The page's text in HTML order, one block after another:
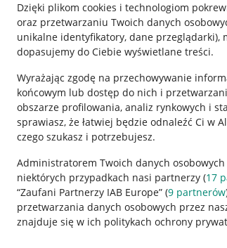
Dzięki plikom cookies i technologiom
oraz przetwarzaniu Twoich danych
unikalne identyfikatory, dane przeglądarki),
dopasujemy do Ciebie wyświetlane treści.
Wyrażając zgodę na przechowywanie
końcowym lub dostęp do nich i
obszarze profilowania, analiz rynkowych i
sprawiasz, że łatwiej będzie odnaleźć Ci w
czego szukasz i potrzebujesz.
Administratorem Twoich danych
niektórych przypadkach nasi partnerzy (17
“Zaufani Partnerzy IAB Europe” (9 partnerów
przetwarzania danych osobowych przez
znajduje się w ich politykach ochrony
Przydatne informacje
Jak to działa
Napisz do nas
Allegro Gadane dla sprzedających